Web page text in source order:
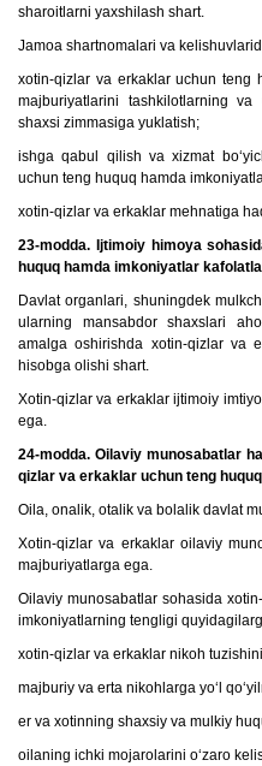
sharoitlarni yaxshilash shart.
Jamoa shartnomalari va
xotin-qizlar va erkaklar uchun teng
majburiyatlarini tashkilotlarning
shaxsi zimmasiga yuklatish;
ishga qabul qilish va xizmat
uchun teng huquq hamda
xotin-qizlar va erkaklar mehnatiga
23-modda. Ijtimoiy himoya
huquq hamda imkoniyatlar
Davlat organlari, shuningdek
ularning mansabdor shaxslari
amalga oshirishda xotin-qizlar va
hisobga olishi shart.
Xotin-qizlar va erkaklar ijtimoiy
ega.
24-modda. Oilaviy munosabatlar
qizlar va erkaklar uchun teng
Oila, onalik, otalik va bolalik davlat
Xotin-qizlar va erkaklar oilaviy
majburiyatlarga ega.
Oilaviy munosabatlar sohasida
imkoniyatlarning tengligi
xotin-qizlar va erkaklar nikoh
majburiy va erta nikohlarga yo‘l
er va xotinning shaxsiy va mulkiy
oilaning ichki mojarolarini o‘zaro